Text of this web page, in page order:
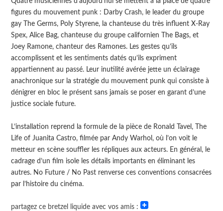
figures du mouvement punk : Darby Crash, le leader du groupe
gay The Germs, Poly Styrene, la chanteuse du très influent X-Ray
Spex, Alice Bag, chanteuse du groupe californien The Bags, et
Joey Ramone, chanteur des Ramones. Les gestes qu’ils
accomplissent et les sentiments datés qu’ils expriment
appartiennent au passé. Leur inutilité avérée jette un éclairage
anachronique sur la stratégie du mouvement punk qui consiste à
dénigrer en bloc le présent sans jamais se poser en garant d’une
justice sociale future.
L’installation reprend la formule de la pièce de Ronald Tavel, The
Life of Juanita Castro, filmée par Andy Warhol, où l’on voit le
metteur en scène souffler les répliques aux acteurs. En général, le
cadrage d’un film isole les détails importants en éliminant les
autres. No Future / No Past renverse ces conventions consacrées
par l’histoire du cinéma.
partagez ce bretzel liquide avec vos amis :